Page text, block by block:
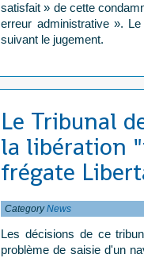
satisfait » de cette
erreur administrative ».
suivant le jugement.
Le Tribunal
la libération
frégate
CategoryNews
Les décisions de ce
problème de saisie d'un